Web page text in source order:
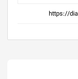
https://